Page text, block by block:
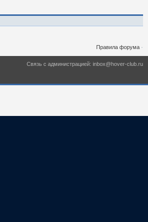
Правила форума ·
Связь с администрацией: inbox@hover-club.ru